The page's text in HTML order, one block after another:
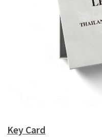
Key Card